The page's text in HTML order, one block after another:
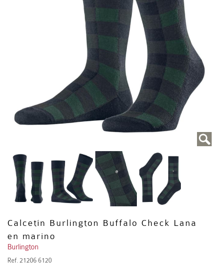
Calcetín Burlington Buffalo Check Lana
en marino
Burlington
Ref. 21206 6120